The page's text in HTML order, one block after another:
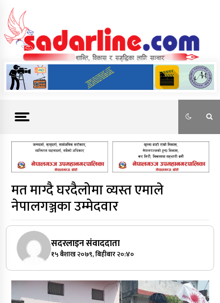
content
News For Nepal
मत माग्दै घरदैलोमा व्यस्त एमाले
नेपालगञ्जका उम्मेदवार
सदरलाइन संवाददाता
१५ बैशाख २०७९, बिहीबार २०:४०